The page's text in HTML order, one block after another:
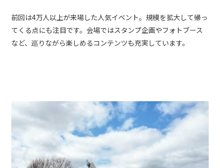
前回は4万人以上が来場した人気イベント。規模を拡大して帰っ
てくる点にも注目です。会場ではスタンプ企画やフォトブース
など、巡りながら楽しめるコンテンツも充実しています。